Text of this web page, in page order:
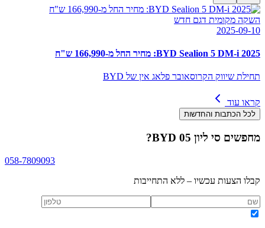
השקה מקומית דגם חדש
2025-09-10
BYD Sealion 5 DM-i 2025: מחיר החל מ-166,990 ש"ח
תחילת שיווק הקרוסאובר פלאג אין של BYD
קראו עוד
לכל הכתבות והחדשות
מחפשים BYD סי ליון 05 ?
058-7809093
קבלו הצעות עכשיו – ללא התחייבות